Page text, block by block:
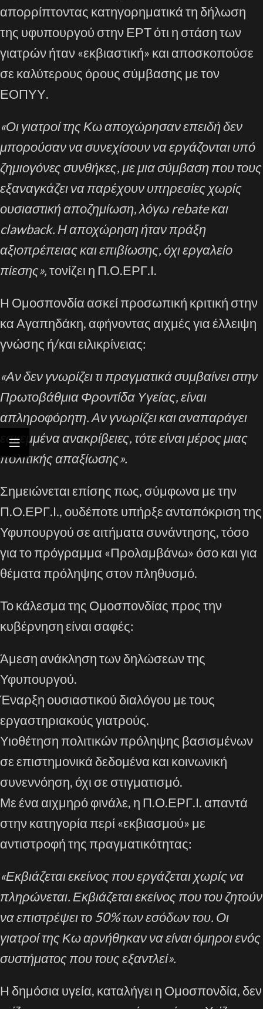
απορρίπτοντας κατηγορηματικά τη δήλωση
της υφυπουργού στην ΕΡΤ ότι η στάση των
γιατρών ήταν «εκβιαστική» και αποσκοπούσε
σε καλύτερους όρους σύμβασης με τον
ΕΟΠΥΥ.
«Οι γιατροί της Κω αποχώρησαν επειδή δεν
μπορούσαν να συνεχίσουν να εργάζονται υπό
ζημιογόνες συνθήκες, με μια σύμβαση που τους
εξαναγκάζει να παρέχουν υπηρεσίες χωρίς
ουσιαστική αποζημίωση, λόγω rebate και
clawback. Η αποχώρηση ήταν πράξη
αξιοπρέπειας και επιβίωσης, όχι εργαλείο
πίεσης»,τονίζει η Π.Ο.ΕΡΓ.Ι.
Η Ομοσπονδία ασκεί προσωπική κριτική στην
κα Αγαπηδάκη, αφήνοντας αιχμές για έλλειψη
γνώσης ή/και ειλικρίνειας:
«Αν δεν γνωρίζει τι πραγματικά συμβαίνει στην
Πρωτοβάθμια Φροντίδα Υγείας, είναι
απληροφόρητη. Αν γνωρίζει και αναπαράγει
εσκεμμένα ανακρίβειες, τότε είναι μέρος μιας
πολιτικής απαξίωσης».
Σημειώνεται επίσης πως, σύμφωνα με την
Π.Ο.ΕΡΓ.Ι., ουδέποτε υπήρξε ανταπόκριση της
Υφυπουργού σε αιτήματα συνάντησης, τόσο
για το πρόγραμμα «Προλαμβάνω» όσο και για
θέματα πρόληψης στον πληθυσμό.
Το κάλεσμα της Ομοσπονδίας προς την
κυβέρνηση είναι σαφές:
Άμεση ανάκληση των δηλώσεων της
Υφυπουργού.
Έναρξη ουσιαστικού διαλόγου με τους
εργαστηριακούς γιατρούς.
Υιοθέτηση πολιτικών πρόληψης βασισμένων
σε επιστημονικά δεδομένα και κοινωνική
συνεννόηση, όχι σε στιγματισμό.
Με ένα αιχμηρό φινάλε, η Π.Ο.ΕΡΓ.Ι. απαντά
στην κατηγορία περί «εκβιασμού» με
αντιστροφή της πραγματικότητας:
«Εκβιάζεται εκείνος που εργάζεται χωρίς να
πληρώνεται. Εκβιάζεται εκείνος που του ζητούν
να επιστρέψει το 50% των εσόδων του. Οι
γιατροί της Κω αρνήθηκαν να είναι όμηροι ενός
συστήματος που τους εξαντλεί».
Η δημόσια υγεία, καταλήγει η Ομοσπονδία, δεν